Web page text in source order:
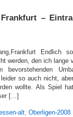
–
Endlich
werden, den ich lange
so auch nicht,
wollte. Als Spiel
[…]
alt, Oberligen-2008